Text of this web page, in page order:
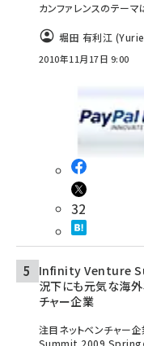
カンファレンスのテー
堀田 有利江
2010年11月17日 9:00
32
Infinity Venture
況下にも元気な海
チャー企業
注目ネットベンチャー
Summit 2009 Spring